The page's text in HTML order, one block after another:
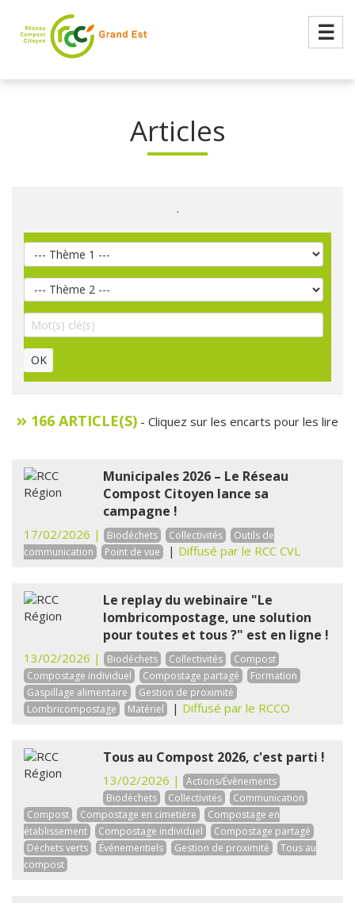
☰
Articles
.
OK
166 ARTICLE(S) - Cliquez sur les encarts pour les lire
Municipales 2026 – Le Réseau
Compost Citoyen lance sa
campagne !
17/02/2026 | Biodéchets Collectivités
Outils de
communication
Point de vue | Diffusé par le RCC CVL
Le replay du webinaire "Le
lombricompostage, une solution
pour toutes et tous ?" est en ligne !
13/02/2026 | Biodéchets Collectivités
Compost
Compostage individuel
Compostage partagé
Formation
Gaspillage alimentaire
Gestion de proximité
Lombricompostage
Matériel | Diffusé par le RCCO
Tous au Compost 2026, c'est parti !
13/02/2026 |
Actions/Évènements
Biodéchets
Collectivités
Communication
Compost
Compostage en cimetière
Compostage en
établissement
Compostage individuel
Compostage partagé
Déchets verts
Événementiels Gestion de proximité
Tous au
compost